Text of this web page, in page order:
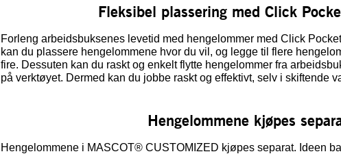
Fleksibel plassering med Click
Forleng arbeidsbuksenes levetid med hengelommer med Click
kan du plassere hengelommene hvor du vil, og legge til flere
fire. Dessuten kan du raskt og enkelt flytte hengelommer fra
på verktøyet. Dermed kan du jobbe raskt og effektivt, selv i skiftende
Hengelommene kjøpes
Hengelommene i MASCOT® CUSTOMIZED kjøpes separat. Ideen